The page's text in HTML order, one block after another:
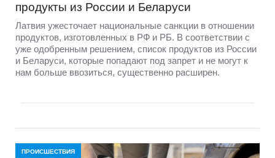
продукты из России и Беларуси
Латвия ужесточает национальные санкции в отношении
продуктов, изготовленных в РФ и РБ. В соответствии с
уже одобренным решением, список продуктов из России
и Беларуси, которые попадают под запрет и не могут к
нам больше ввозиться, существенно расширен.
ПРОИСШЕСТВИЯ